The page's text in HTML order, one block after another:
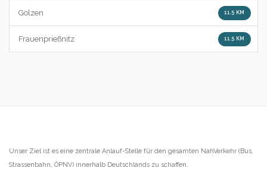
Golzen 11.5 KM
Frauenprießnitz 11.5 KM
Unser Ziel ist es eine zentrale Anlauf-Stelle für den gesamten NahVerkehr (Bus,
Strassenbahn, ÖPNV) innerhalb Deutschlands zu schaffen.